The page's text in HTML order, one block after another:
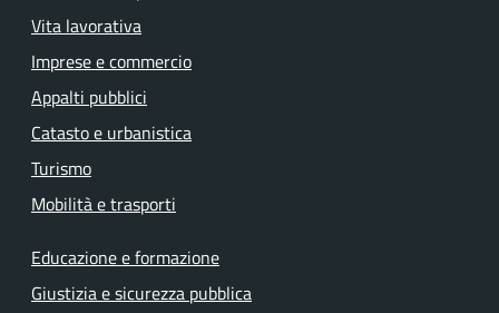
Vita lavorativa
Imprese e commercio
Appalti pubblici
Catasto e urbanistica
Turismo
Mobilità e trasporti
Educazione e formazione
Giustizia e sicurezza pubblica